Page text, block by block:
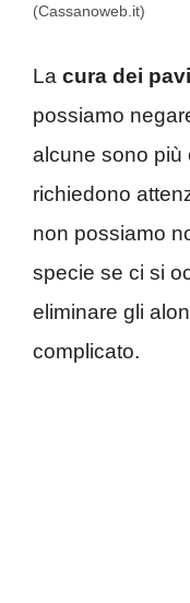
(Cassanoweb.it)
La cura dei
possiamo
alcune sono più
richiedono
non possiamo
specie se ci si
eliminare gli
complicato.